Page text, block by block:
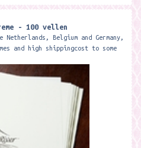
- 100 vellen
Belgium and Germany,
and high shippingcost to some